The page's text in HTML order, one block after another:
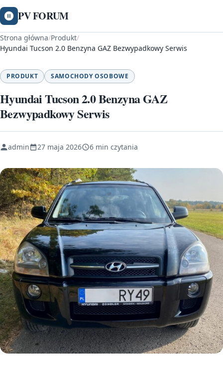
PV FORUM
Strona główna/Produkt/
Hyundai Tucson 2.0 Benzyna GAZ Bezwypadkowy Serwis
PRODUKT SAMOCHODY OSOBOWE
Hyundai Tucson 2.0 Benzyna GAZ
Bezwypadkowy Serwis
admin 27 maja 2026 6 min czytania